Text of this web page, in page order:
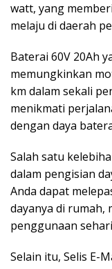
watt, yang
melaju di daerah
Baterai 60V 20Ah
memungkinkan
km dalam sekali
menikmati
dengan daya
Salah satu
dalam pengisian
Anda dapat
dayanya di
penggunaan
Selain itu, Selis E-